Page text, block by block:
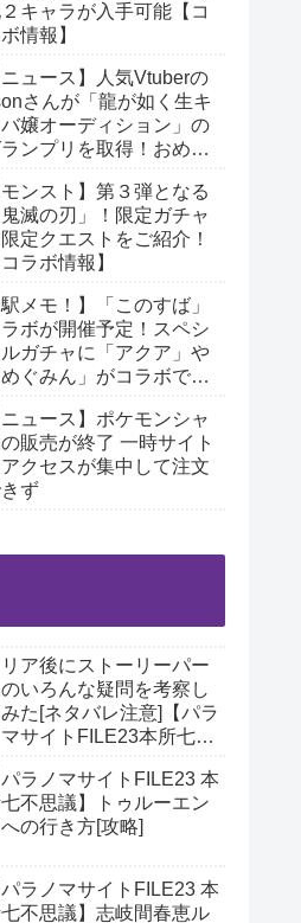
キャラが入手可能【コ
情報】
ニュース】人気Vtuberの
さんが「龍が如く生キ
バ嬢オーディション」の
ンプリを取得！おめで
モンスト】第３弾となる
鬼滅の刃」！限定ガチャ
定クエストをご紹介！
コラボ情報】
駅メモ！】「このすば」
ボが開催予定！スペシ
ルガチャに「アクア」や
めぐみん」がコラボでん
】ニュース】ポケモンシャ
販売が終了 一時サイト
クセスが集中して注文
ず
ア後にストーリーパー
のいろんな疑問を考察し
た[ネタバレ注意]【パラ
マサイトFILE23本所七不
パラノマサイトFILE23 本
不思議】トゥルーエン
への行き方[攻略]
パラノマサイトFILE23 本
七不思議】志岐間春恵ル